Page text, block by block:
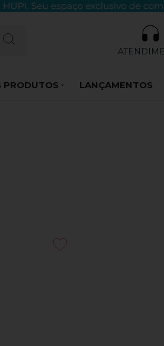
PRODUTOS LANÇAMENTOS